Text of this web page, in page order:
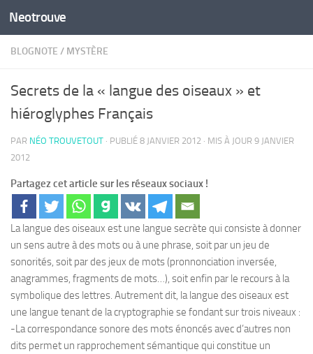
Skip to content
Neotrouve
BLOGNOTE / MYSTÈRE
Secrets de la « langue des oiseaux » et
hiéroglyphes Français
PAR NÉO TROUVETOUT · PUBLIÉ 8 JANVIER 2012 · MIS À JOUR 9 JANVIER
2012
Partagez cet article sur les réseaux sociaux !
La langue des oiseaux est une langue secrète qui consiste à donner
un sens autre à des mots ou à une phrase, soit par un jeu de
sonorités, soit par des jeux de mots (pronnonciation inversée,
anagrammes, fragments de mots…), soit enfin par le recours à la
symbolique des lettres. Autrement dit, la langue des oiseaux est
une langue tenant de la cryptographie se fondant sur trois niveaux :
-La correspondance sonore des mots énoncés avec d’autres non
dits permet un rapprochement sémantique qui constitue un